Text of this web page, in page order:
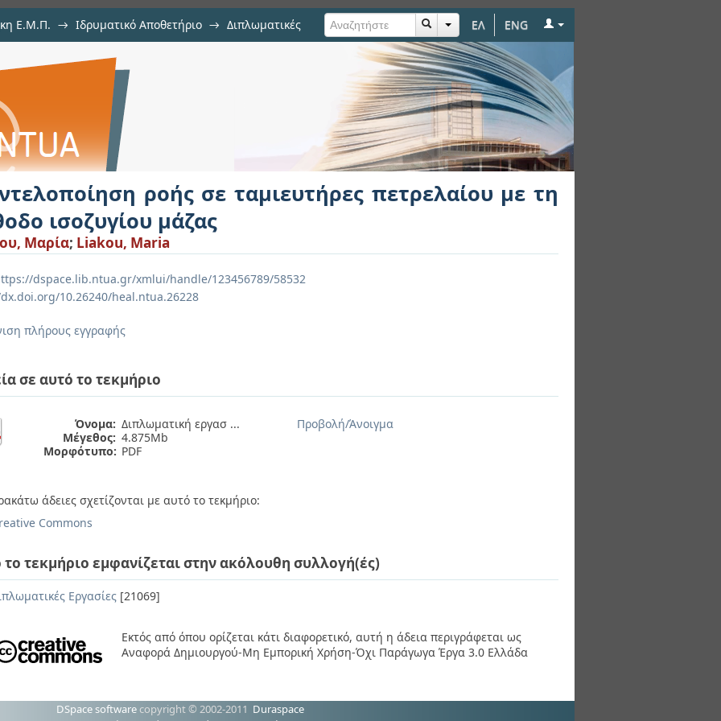
ΕΛ ENG
Ε.Μ.Π. → Ιδρυματικό Αποθετήριο → Διπλωματικές
σε ταμιευτήρες πετρελαίου με τη μέθοδο ισοζυγίου
ροής σε ταμιευτήρες πετρελαίου με τη
ισοζυγίου μάζας
Μαρία; Liakou, Maria
dspace.lib.ntua.gr/xmlui/handle/123456789/58532
10.26240/heal.ntua.26228
πλήρους εγγραφής
σε αυτό το τεκμήριο
Όνομα: Διπλωματική εργασ ...
Μέγεθος: 4.875Mb
Μορφότυπο: PDF
Προβολή/Άνοιγμα
άδειες σχετίζονται με αυτό το τεκμήριο:
Commons
το τεκμήριο εμφανίζεται στην ακόλουθη συλλογή(ές)
Εργασίες [21069]
Εκτός από όπου ορίζεται κάτι διαφορετικό, αυτή η άδεια περιγράφεται ως
Αναφορά Δημιουργού-Μη Εμπορική Χρήση-Όχι Παράγωγα Έργα 3.0 Ελλάδα
DSpace software copyright © 2002-2011 Duraspace